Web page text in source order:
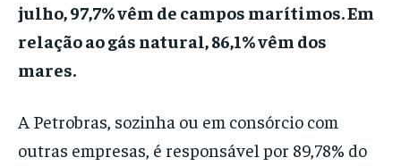
julho, 97,7% vêm de campos marítimos. Em
relação ao gás natural, 86,1% vêm dos
mares.
A Petrobras, sozinha ou em consórcio com
outras empresas, é responsável por 89,78% do